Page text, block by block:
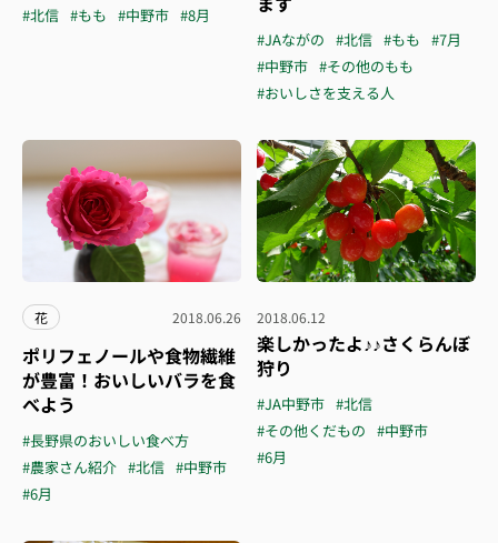
#北信 #もも #中野市 #8月
#JAながの #北信 #もも #7月
#中野市 #その他のもも
#おいしさを支える人
花 2018.06.26
ポリフェノールや食物繊維
が豊富！おいしいバラを食
べよう
#長野県のおいしい食べ方
#農家さん紹介 #北信 #中野市
#6月
2018.06.12
楽しかったよ♪♪さくらんぼ
狩り
#JA中野市 #北信
#その他くだもの #中野市
#6月